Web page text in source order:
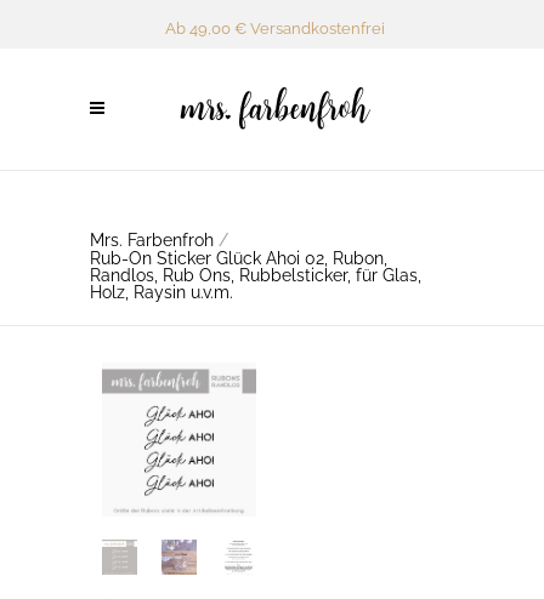
Ab 49,00 € Versandkostenfrei
Mrs. Farbenfroh /
Rub-On Sticker Glück Ahoi 02, Rubon,
Randlos, Rub Ons, Rubbelsticker, für Glas,
Holz, Raysin u.v.m.